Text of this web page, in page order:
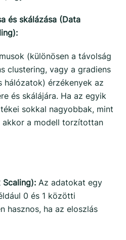
és skálázása (Data
(különösen a távolság
clustering, vagy a gradiens
hálózatok) érzékenyek az
és skálájára. Ha az egyik
sokkal nagyobbak, mint
akkor a modell torzítottan
Scaling): Az adatokat egy
0 és 1 közötti
hasznos, ha az eloszlás